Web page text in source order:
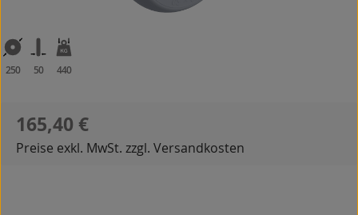
250 50 440
Regulärer Preis:
165,40 €
Preise exkl. MwSt. zzgl. Versandkosten